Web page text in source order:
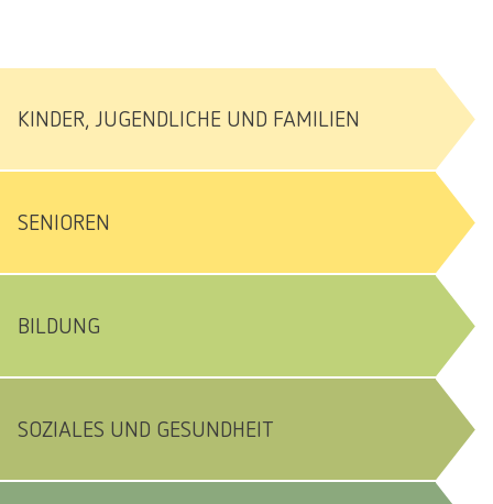
KINDER, JUGENDLICHE UND FAMILIEN
SENIOREN
BILDUNG
SOZIALES UND GESUNDHEIT